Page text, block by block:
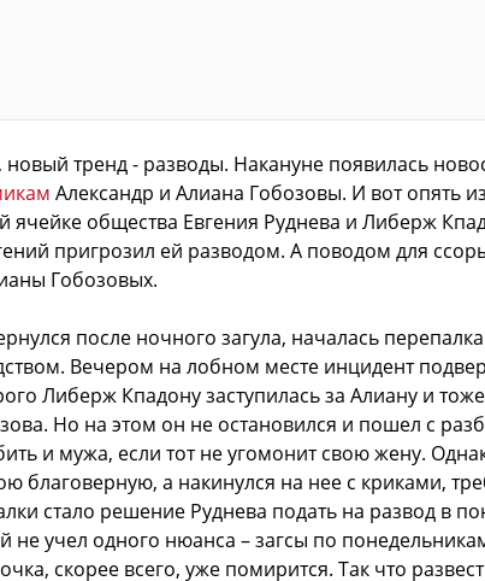
тренд - разводы. Накануне появилась
Александр и Алиана Гобозовы. И вот опять
ячейке общества Евгения Руднева и Либерж
пригрозил ей разводом. А поводом для
Гобозовых.
после ночного загула, началась
Вечером на лобном месте инцидент
Либерж Кпадону заступилась за Алиану и
Но на этом он не остановился и пошел с
и мужа, если тот не угомонит свою жену.
благоверную, а накинулся на нее с криками,
стало решение Руднева подать на развод в
не учел одного нюанса – загсы по
скорее всего, уже помирится. Так что